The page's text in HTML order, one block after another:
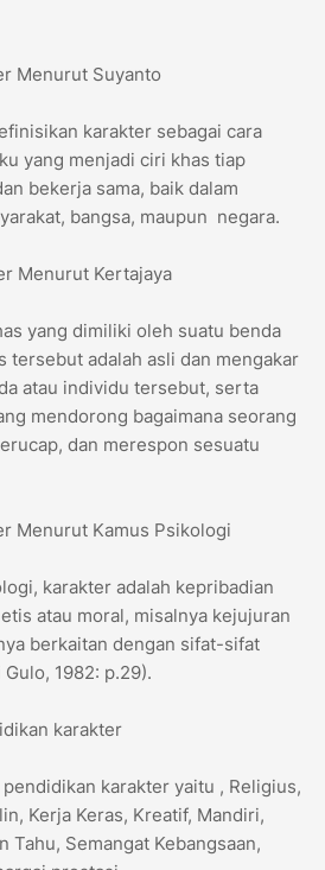
Menurut Suyanto
karakter sebagai cara
yang menjadi ciri khas tiap
bekerja sama, baik dalam
bangsa, maupun negara.
Menurut Kertajaya
yang dimiliki oleh suatu benda
tersebut adalah asli dan mengakar
atau individu tersebut, serta
mendorong bagaimana seorang
dan merespon sesuatu
Menurut Kamus Psikologi
karakter adalah kepribadian
atau moral, misalnya kejujuran
berkaitan dengan sifat-sifat
1982: p.29).
karakter
karakter yaitu , Religius,
Kerja Keras, Kreatif, Mandiri,
Tahu, Semangat Kebangsaan,